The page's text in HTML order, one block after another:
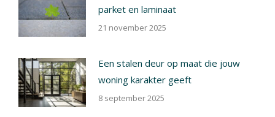
parket en laminaat
21 november 2025
Een stalen deur op maat die jouw
woning karakter geeft
8 september 2025